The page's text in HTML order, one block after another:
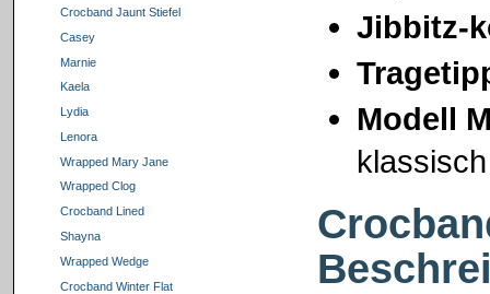
Crocband Jaunt Stiefel
Casey
Marnie
Kaela
Lydia
Lenora
Wrapped Mary Jane
Wrapped Clog
Crocband Lined
Shayna
Wrapped Wedge
Crocband Winter Flat
Jibbitz-
Modell